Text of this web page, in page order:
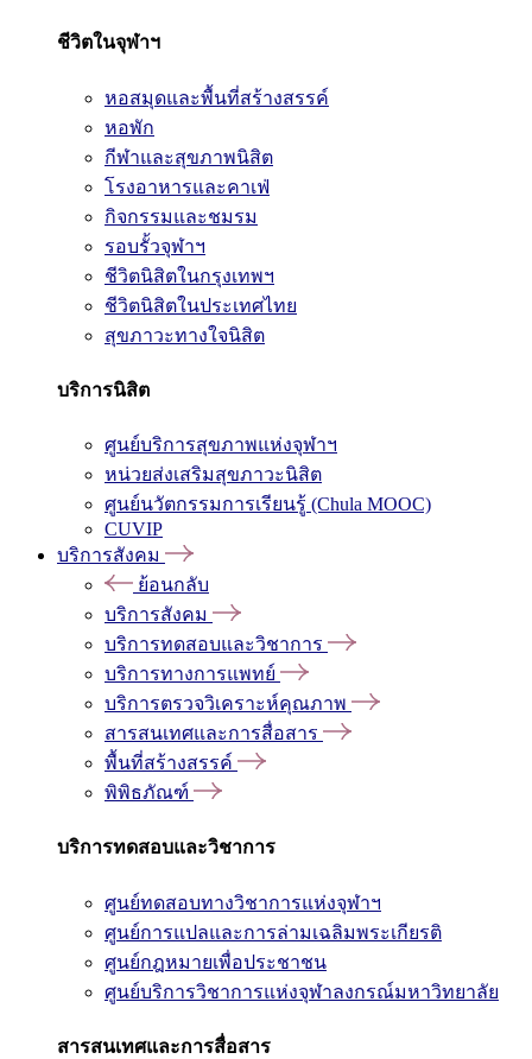
ชีวิตในจุฬาฯ
หอสมุดและพื้นที่สร้างสรรค์
หอพัก
กีฬาและสุขภาพนิสิต
โรงอาหารและคาเฟ่
กิจกรรมและชมรม
รอบรั้วจุฬาฯ
ชีวิตนิสิตในกรุงเทพฯ
ชีวิตนิสิตในประเทศไทย
สุขภาวะทางใจนิสิต
บริการนิสิต
ศูนย์บริการสุขภาพแห่งจุฬาฯ
หน่วยส่งเสริมสุขภาวะนิสิต
ศูนย์นวัตกรรมการเรียนรู้ (Chula MOOC)
CUVIP
บริการสังคม
ย้อนกลับ
บริการสังคม
บริการทดสอบและวิชาการ
บริการทางการแพทย์
บริการตรวจวิเคราะห์คุณภาพ
สารสนเทศและการสื่อสาร
พื้นที่สร้างสรรค์
พิพิธภัณฑ์
บริการทดสอบและวิชาการ
ศูนย์ทดสอบทางวิชาการแห่งจุฬาฯ
ศูนย์การแปลและการล่ามเฉลิมพระเกียรติ
ศูนย์กฎหมายเพื่อประชาชน
ศูนย์บริการวิชาการแห่งจุฬาลงกรณ์มหาวิทยาลัย
สารสนเทศและการสื่อสาร